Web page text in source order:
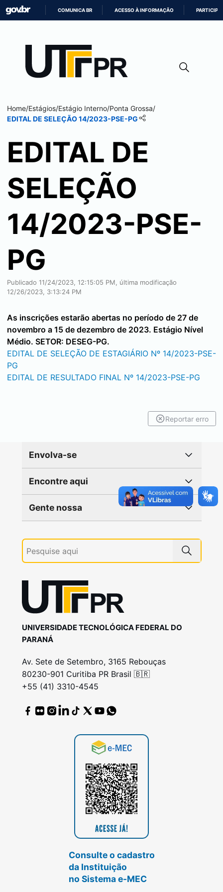
CONTEÚDO
COMUNICA BR ACESSO À INFORMAÇÃO PARTICIPE
Home/Estágios/Estágio Interno/Ponta Grossa/
EDITAL DE SELEÇÃO 14/2023-PSE-PG
EDITAL DE
SELEÇÃO
14/2023-PSE-
PG
Publicado 11/24/2023, 12:15:05 PM, última modificação
12/26/2023, 3:13:24 PM
As inscrições estarão abertas no período de 27 de
novembro a 15 de dezembro de 2023. Estágio Nível
Médio. SETOR: DESEG-PG.
EDITAL DE SELEÇÃO DE ESTAGIÁRIO Nº 14/2023-PSE-
PG
EDITAL DE RESULTADO FINAL Nº 14/2023-PSE-PG
Reportar erro
Envolva-se
Encontre aqui
Gente nossa
UNIVERSIDADE TECNOLÓGICA FEDERAL DO
PARANÁ
Av. Sete de Setembro, 3165 Rebouças
80230-901 Curitiba PR Brasil 🇧🇷
+55 (41) 3310-4545
Consulte o cadastro
da Instituição
no Sistema e-MEC